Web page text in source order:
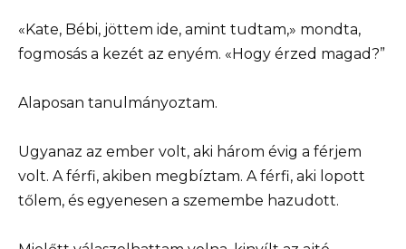
«Kate, Bébi, jöttem ide, amint tudtam,» mondta,
fogmosás a kezét az enyém. «Hogy érzed magad?”
Alaposan tanulmányoztam.
Ugyanaz az ember volt, aki három évig a férjem
volt. A férfi, akiben megbíztam. A férfi, aki lopott
tőlem, és egyenesen a szemembe hazudott.